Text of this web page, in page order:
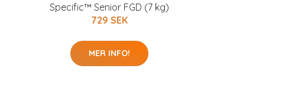
Specific™ Senior FGD (7 kg)
729 SEK
MER INFO!